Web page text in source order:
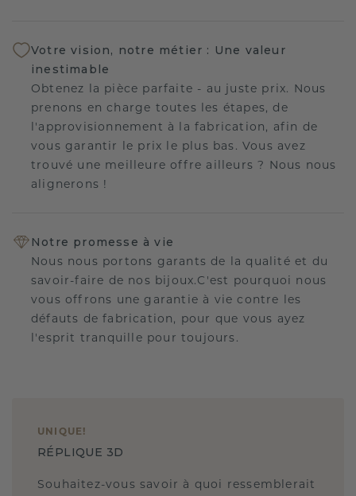
Votre vision, notre métier : Une valeur
inestimable
Obtenez la pièce parfaite - au juste prix. Nous
prenons en charge toutes les étapes, de
l'approvisionnement à la fabrication, afin de
vous garantir le prix le plus bas. Vous avez
trouvé une meilleure offre ailleurs ? Nous nous
alignerons !
Notre promesse à vie
Nous nous portons garants de la qualité et du
savoir-faire de nos bijoux.C'est pourquoi nous
vous offrons une garantie à vie contre les
défauts de fabrication, pour que vous ayez
l'esprit tranquille pour toujours.
UNIQUE !
RÉPLIQUE 3D
Souhaitez-vous savoir à quoi ressemblerait